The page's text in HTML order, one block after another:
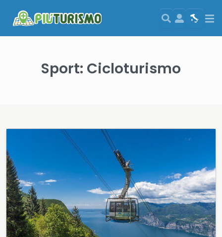
Search
User Map
Sport: Cicloturismo